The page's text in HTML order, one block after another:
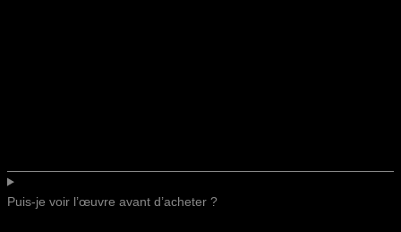
Puis-je voir l’œuvre avant d’acheter ?